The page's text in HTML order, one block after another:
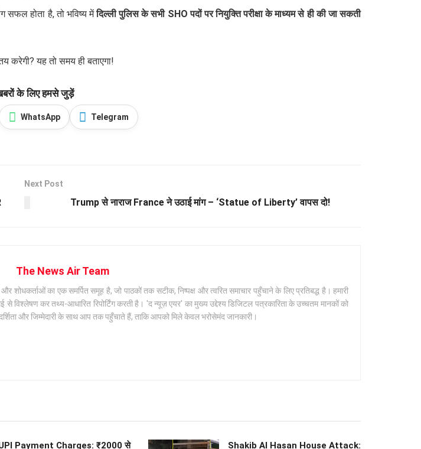
सफल होता है, तो भविष्य मेंदिल्ली पुलिस के सभी SHO पदों पर नियुक्ति परीक्षा के माध्यम से ही की जा सकती
करेगी? यह तो समय ही बताएगा!
के लिए हमसे जुड़ें
WhatsApp Telegram
Next Post
Trump से नाराज France ने उठाई मांग – ‘Statue of Liberty’ वापस दो!
The News Air Team
का एक समर्पित समूह है, जो पाठकों तक सटीक, निष्पक्ष और त्वरित समाचार पहुँचाने के लिए प्रतिबद्ध है। हमारी
विश्लेषण कर तथ्य-आधारित रिपोर्टिंग करती है। 'द न्यूज़ एयर' का मुख्य उद्देश्य डिजिटल पत्रकारिता के उच्चतम मानकों को
और जिम्मेदारी के साथ आप तक पहुँचाते हैं, ताकि आपको मिले केवल भरोसेमंद जानकारी।
Payment Charges: ₹2000 से Shakib Al Hasan House Attack: